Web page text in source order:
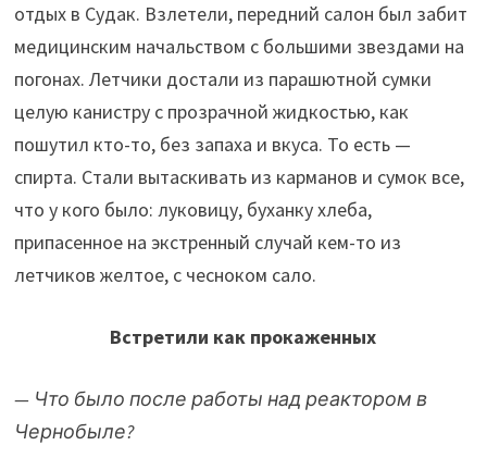
отдых в Судак. Взлетели, передний салон был забит
медицинским начальством с большими звездами на
погонах. Летчики достали из парашютной сумки
целую канистру с прозрачной жидкостью, как
пошутил кто-то, без запаха и вкуса. То есть —
спирта. Стали вытаскивать из карманов и сумок все,
что у кого было: луковицу, буханку хлеба,
припасенное на экстренный случай кем-то из
летчиков желтое, с чесноком сало.
Встретили как прокаженных
— Что было после работы над реактором в
Чернобыле?